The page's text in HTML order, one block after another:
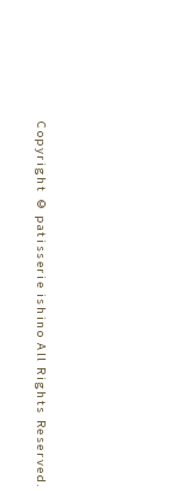
Copyright © patisserie ishino All Rights Reserved.